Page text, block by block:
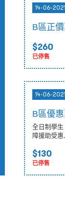
14-06-
B區正
$260
已停售
14-06-
B區優
全日制學
障援助受
$130
已停售